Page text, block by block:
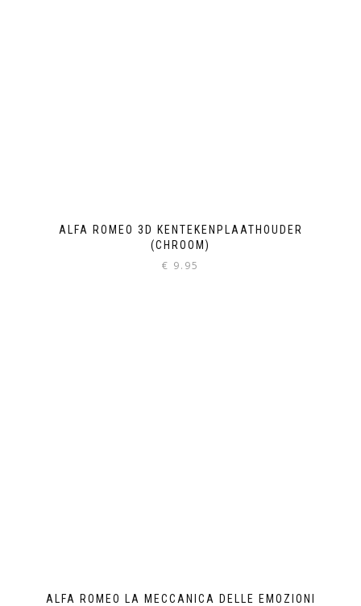
ALFA ROMEO 3D KENTEKENPLAATHOUDER
(CHROOM)
€ 9.95
ALFA ROMEO LA MECCANICA DELLE EMOZIONI